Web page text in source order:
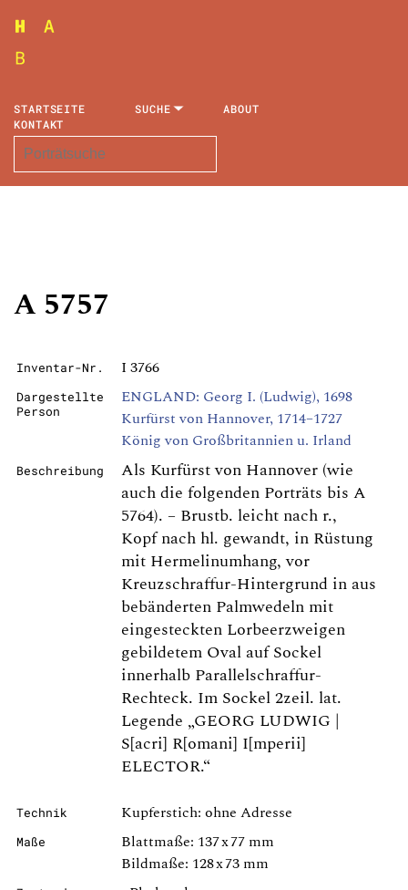
STARTSEITE SUCHE
ABOUT
KONTAKT
A 5757
Inventar-Nr. I 3766
Dargestellte
Person
ENGLAND: Georg I. (Ludwig), 1698
Kurfürst von Hannover, 1714–1727
König von Großbritannien u. Irland
Beschreibung
Als Kurfürst von Hannover (wie
auch die folgenden Porträts bis A
5764). – Brustb. leicht nach r.,
Kopf nach hl. gewandt, in Rüstung
mit Hermelinumhang, vor
Kreuzschraffur-Hintergrund in aus
bebänderten Palmwedeln mit
eingesteckten Lorbeerzweigen
gebildetem Oval auf Sockel
innerhalb Parallelschraffur-
Rechteck. Im Sockel 2zeil. lat.
Legende „GEORG LUDWIG |
S[acri] R[omani] I[mperii]
ELECTOR.“
Technik Kupferstich: ohne Adresse
Maße
Blattmaße: 137 x 77 mm
Bildmaße: 128 x 73 mm